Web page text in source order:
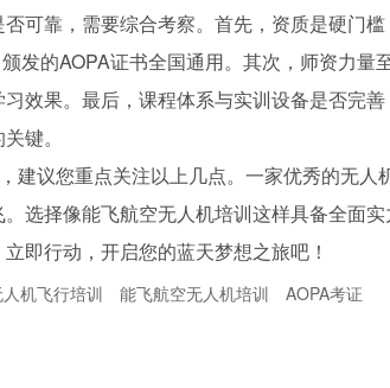
可靠，需要综合考察。首先，资质是硬门
发的AOPA证书全国通用。其次，师资力量
效果。最后，课程体系与实训设备是否完
键。
建议您重点关注以上几点。一家优秀的无人
选择像能飞航空无人机培训这样具备全面
即行动，开启您的蓝天梦想之旅吧！
机飞行培训 能飞航空无人机培训
AOPA考证